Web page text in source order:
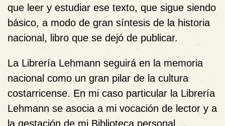
que leer y estudiar ese texto, que sigue siendo
básico, a modo de gran síntesis de la historia
nacional, libro que se dejó de publicar.
La Librería Lehmann seguirá en la memoria
nacional como un gran pilar de la cultura
costarricense. En mi caso particular la Librería
Lehmann se asocia a mi vocación de lector y a
la gestación de mi Biblioteca personal.